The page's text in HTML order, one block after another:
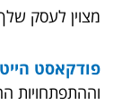
מצוין לעסק
פודקאסט
וההתפתחויות